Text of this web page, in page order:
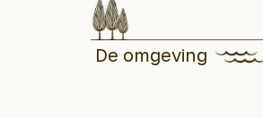
De omgeving